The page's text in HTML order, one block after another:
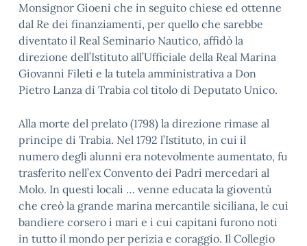
Monsignor Gioeni che in seguito chiese ed ottenne
dal Re dei finanziamenti, per quello che sarebbe
diventato il Real Seminario Nautico, affidò la
direzione dell’Istituto all’Ufficiale della Real Marina
Giovanni Fileti e la tutela amministrativa a Don
Pietro Lanza di Trabia col titolo di Deputato Unico.
Alla morte del prelato (1798) la direzione rimase al
principe di Trabia. Nel 1792 l’Istituto, in cui il
numero degli alunni era notevolmente aumentato, fu
trasferito nell’ex Convento dei Padri mercedari al
Molo. In questi locali … venne educata la gioventù
che creò la grande marina mercantile siciliana, le cui
bandiere corsero i mari e i cui capitani furono noti
in tutto il mondo per perizia e coraggio. Il Collegio